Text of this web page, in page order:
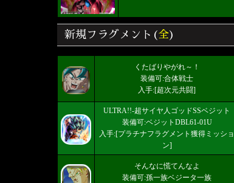
新規フラグメント(全)
くたばりやがれ～！
装備可:合体戦士
入手:[超次元共闘]
ULTRA!!-超サイヤ人ゴッドSSベジット
装備可:ベジットDBL61-01U
入手:[プラチナフラグメント獲得ミッショ
ン]
そんなに慌てんなよ
装備可:孫一族ベジータ一族